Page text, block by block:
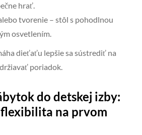
hrať.
tvorenie – stôl s pohodlnou
osvetlením.
dieťaťu lepšie sa sústrediť na
poriadok.
do detskej izby:
na prvom